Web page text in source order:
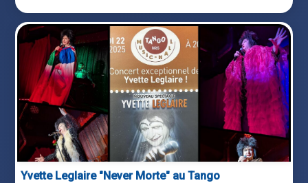
Yvette Leglaire "Never Morte" au Tango